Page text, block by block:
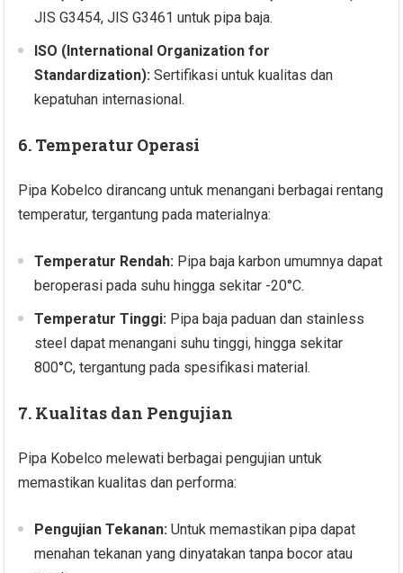
JIS G3454, JIS G3461 untuk pipa baja.
ISO (International Organization for
Standardization): Sertifikasi untuk kualitas dan
kepatuhan internasional.
6. Temperatur Operasi
Pipa Kobelco dirancang untuk menangani berbagai rentang
temperatur, tergantung pada materialnya:
Temperatur Rendah: Pipa baja karbon umumnya dapat
beroperasi pada suhu hingga sekitar -20°C.
Temperatur Tinggi: Pipa baja paduan dan stainless
steel dapat menangani suhu tinggi, hingga sekitar
800°C, tergantung pada spesifikasi material.
7. Kualitas dan Pengujian
Pipa Kobelco melewati berbagai pengujian untuk
memastikan kualitas dan performa:
Pengujian Tekanan: Untuk memastikan pipa dapat
menahan tekanan yang dinyatakan tanpa bocor atau